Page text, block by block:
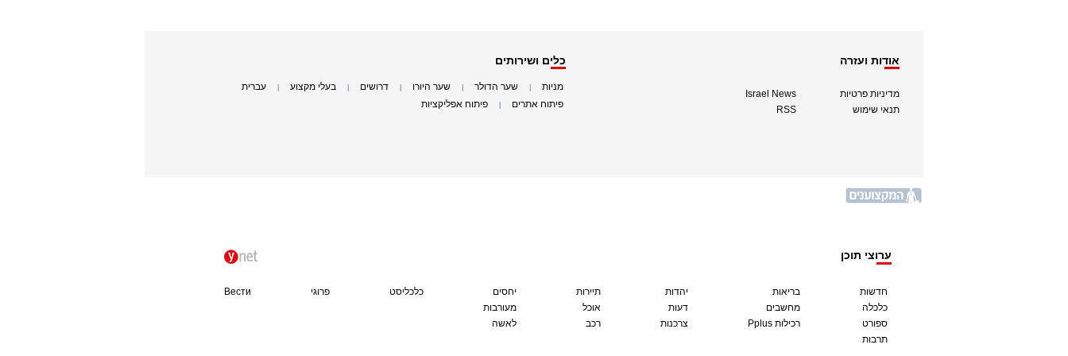
אודות ועזרה
מדיניות פרטיות
תנאי שימוש
Israel News
RSS
כלים ושירותים
מניות שער הדולר שער היורו דרושים בעלי מקצוע עברית
פיתוח אתרים פיתוח אפליקציות
ערוצי תוכן
חדשות
כלכלה
ספורט
תרבות
בריאות
מחשבים
Pplus רכילות
יהדות
דעות
צרכנות
תיירות
אוכל
רכב
יחסים
מעורבות
לאשה
כלכליסט פרוגי Вести